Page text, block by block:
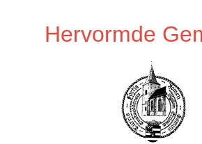
Hervormde